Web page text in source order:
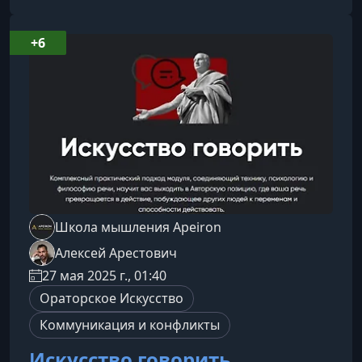
«Искусство мыслить и говорить» подводит к
главному: как раскрыть свои истинные
источники энергии, услышать собственный
Школа мышления Apeiron
Алексей Арестович
27 мая 2025 г., 01:40
Ораторское Искусство
Коммуникация и конфликты
+6